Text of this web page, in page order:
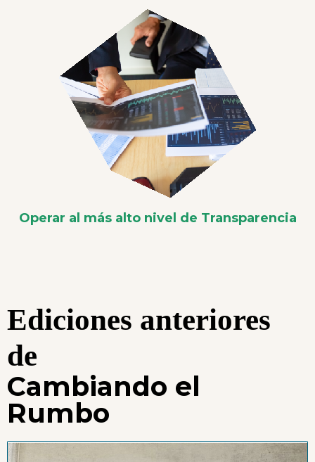
Operar al más alto nivel de Transparencia
Ediciones anteriores
de
Cambiando el
Rumbo